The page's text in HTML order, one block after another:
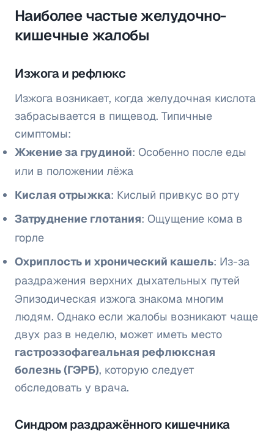
Наиболее частые желудочно-
кишечные жалобы
Изжога и рефлюкс
Изжога возникает, когда желудочная кислота
забрасывается в пищевод. Типичные
симптомы:
Жжение за грудиной: Особенно после еды
или в положении лёжа
Кислая отрыжка: Кислый привкус во рту
Затруднение глотания: Ощущение кома в
горле
Охриплость и хронический кашель: Из-за
раздражения верхних дыхательных путей
Эпизодическая изжога знакома многим
людям. Однако если жалобы возникают чаще
двух раз в неделю, может иметь место
гастроэзофагеальная рефлюксная
болезнь (ГЭРБ), которую следует
обследовать у врача.
Синдром раздражённого кишечника